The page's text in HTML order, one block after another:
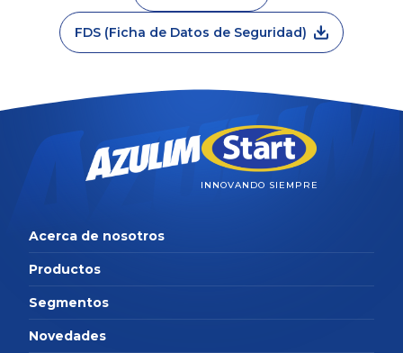
FDS (Ficha de Datos de Seguridad)
INNOVANDO SIEMPRE
Acerca de nosotros
Productos
Segmentos
Novedades